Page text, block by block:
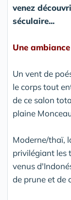
venez
séculaire...
Une
Un vent de
le corps tout
de ce salon
plaine
Moderne/thaï,
privilégiant les
venus
de prune et de